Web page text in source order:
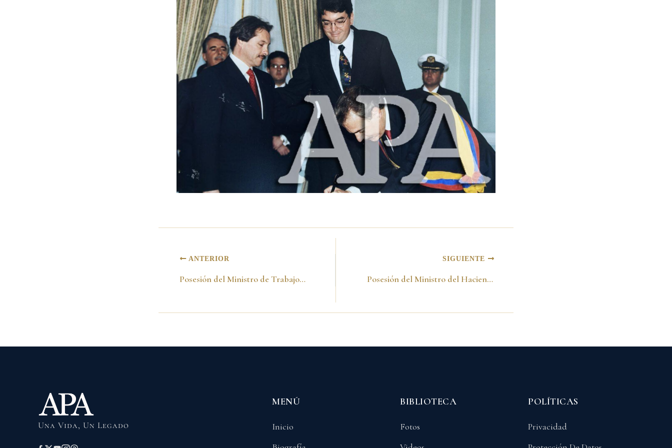
ANTERIOR
Posesión del Ministro de Trabajo, Hernando Yépes. Bogotá, Agosto 7, 1998
SIGUIENTE
Posesión del Ministro del Hacienda, Juan Camilo Restrepo. Bogotá, Agosto 7, 1998
Una Vida, Un Legado
MENÚ
Inicio
BIBLIOTECA
Fotos
POLÍTICAS
Privacidad